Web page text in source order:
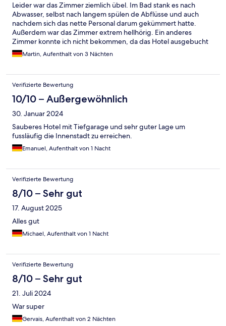
Leider war das Zimmer ziemlich übel. Im Bad stank es nach
Abwasser, selbst nach langem spülen de Abflüsse und auch
nachdem sich das nette Personal darum gekümmert hatte.
Außerdem war das Zimmer extrem hellhörig. Ein anderes
Zimmer konnte ich nicht bekommen, da das Hotel ausgebucht
war. Die Angestellten waren dennoch sehr nett und bemüht.
Martin, Aufenthalt von 3 Nächten
Verifizierte Bewertung
10/10 – Außergewöhnlich
30. Januar 2024
Sauberes Hotel mit Tiefgarage und sehr guter Lage um
fussläufig die Innenstadt zu erreichen.
Emanuel, Aufenthalt von 1 Nacht
Verifizierte Bewertung
8/10 – Sehr gut
17. August 2025
Alles gut
Michael, Aufenthalt von 1 Nacht
Verifizierte Bewertung
8/10 – Sehr gut
21. Juli 2024
War super
Gervais, Aufenthalt von 2 Nächten